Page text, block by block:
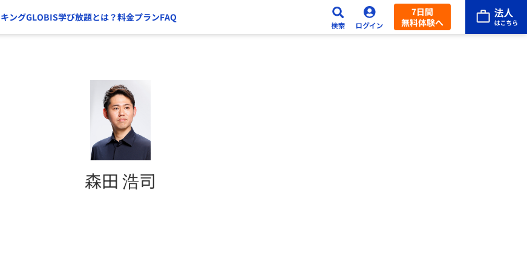
ングGLOBIS学び放題とは？料金プランFAQ
7日間
無料体験へ
森田 浩司